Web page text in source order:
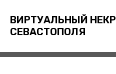
ВИРТУАЛЬНЫЙ
СЕВАСТОПОЛЯ